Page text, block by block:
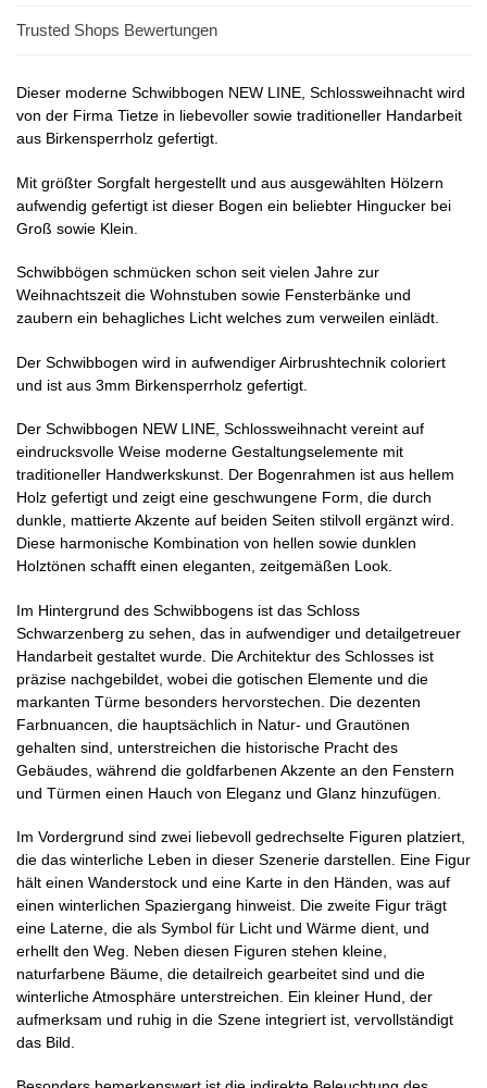
Trusted Shops Bewertungen
Dieser moderne Schwibbogen NEW LINE, Schlossweihnacht wird
von der Firma Tietze in liebevoller sowie traditioneller Handarbeit
aus Birkensperrholz gefertigt.
Mit größter Sorgfalt hergestellt und aus ausgewählten Hölzern
aufwendig gefertigt ist dieser Bogen ein beliebter Hingucker bei
Groß sowie Klein.
Schwibbögen schmücken schon seit vielen Jahre zur
Weihnachtszeit die Wohnstuben sowie Fensterbänke und
zaubern ein behagliches Licht welches zum verweilen einlädt.
Der Schwibbogen wird in aufwendiger Airbrushtechnik coloriert
und ist aus 3mm Birkensperrholz gefertigt.
Der Schwibbogen NEW LINE, Schlossweihnacht vereint auf
eindrucksvolle Weise moderne Gestaltungselemente mit
traditioneller Handwerkskunst. Der Bogenrahmen ist aus hellem
Holz gefertigt und zeigt eine geschwungene Form, die durch
dunkle, mattierte Akzente auf beiden Seiten stilvoll ergänzt wird.
Diese harmonische Kombination von hellen sowie dunklen
Holztönen schafft einen eleganten, zeitgemäßen Look.
Im Hintergrund des Schwibbogens ist das Schloss
Schwarzenberg zu sehen, das in aufwendiger und detailgetreuer
Handarbeit gestaltet wurde. Die Architektur des Schlosses ist
präzise nachgebildet, wobei die gotischen Elemente und die
markanten Türme besonders hervorstechen. Die dezenten
Farbnuancen, die hauptsächlich in Natur- und Grautönen
gehalten sind, unterstreichen die historische Pracht des
Gebäudes, während die goldfarbenen Akzente an den Fenstern
und Türmen einen Hauch von Eleganz und Glanz hinzufügen.
Im Vordergrund sind zwei liebevoll gedrechselte Figuren platziert,
die das winterliche Leben in dieser Szenerie darstellen. Eine Figur
hält einen Wanderstock und eine Karte in den Händen, was auf
einen winterlichen Spaziergang hinweist. Die zweite Figur trägt
eine Laterne, die als Symbol für Licht und Wärme dient, und
erhellt den Weg. Neben diesen Figuren stehen kleine,
naturfarbene Bäume, die detailreich gearbeitet sind und die
winterliche Atmosphäre unterstreichen. Ein kleiner Hund, der
aufmerksam und ruhig in die Szene integriert ist, vervollständigt
das Bild.